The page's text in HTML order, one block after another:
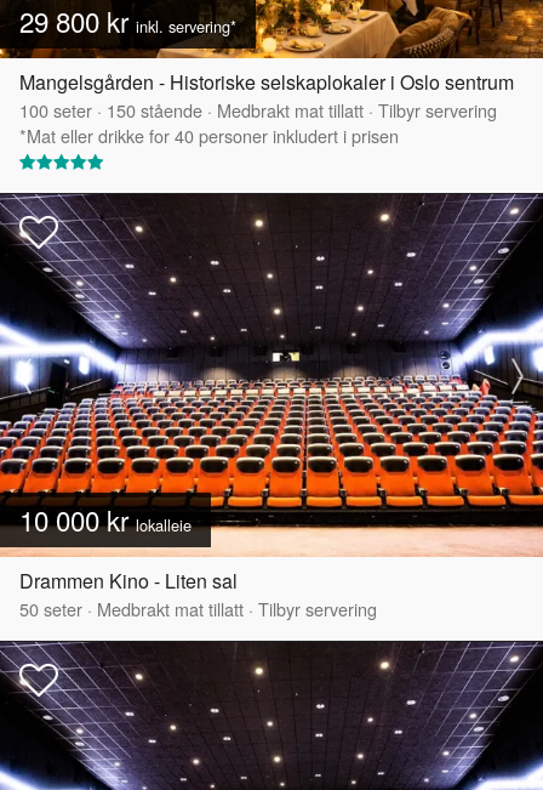
29 800 kr inkl. servering*
Mangelsgården - Historiske selskaplokaler i Oslo sentrum
100seter · 150stående · Medbrakt mat tillatt · Tilbyr servering
*Mat eller drikke for 40 personer inkludert i prisen
10 000 krlokalleie
Drammen Kino - Liten sal
50seter · Medbrakt mat tillatt · Tilbyr servering